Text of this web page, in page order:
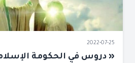
2022-07-25
« دروس في الحكومة